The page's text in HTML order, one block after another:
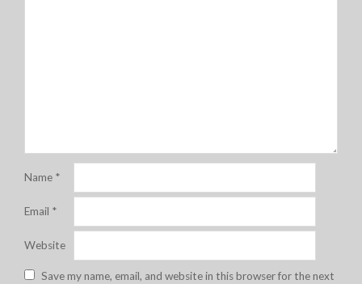
Name *
Email *
Website
Save my name, email, and website in this browser for the next